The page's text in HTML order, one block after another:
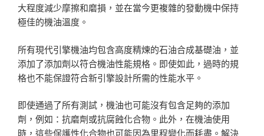
大程度減少摩擦和磨損，並在當今更複雜的發動機中保持
極佳的機油溫度。
所有現代引擎機油均包含高度精煉的石油合成基礎油，並
添加了添加劑以符合機油性能規格。即使如此，過時的規
格也不能保證符合新引擎設計所需的性能水平。
即使通過了所有測試，機油也可能沒有包含足夠的添加
劑，例如：抗磨劑或抗腐蝕化合物。此外，在機油使用
時，這些保護性化合物也可能因為里程變化而耗盡。解決